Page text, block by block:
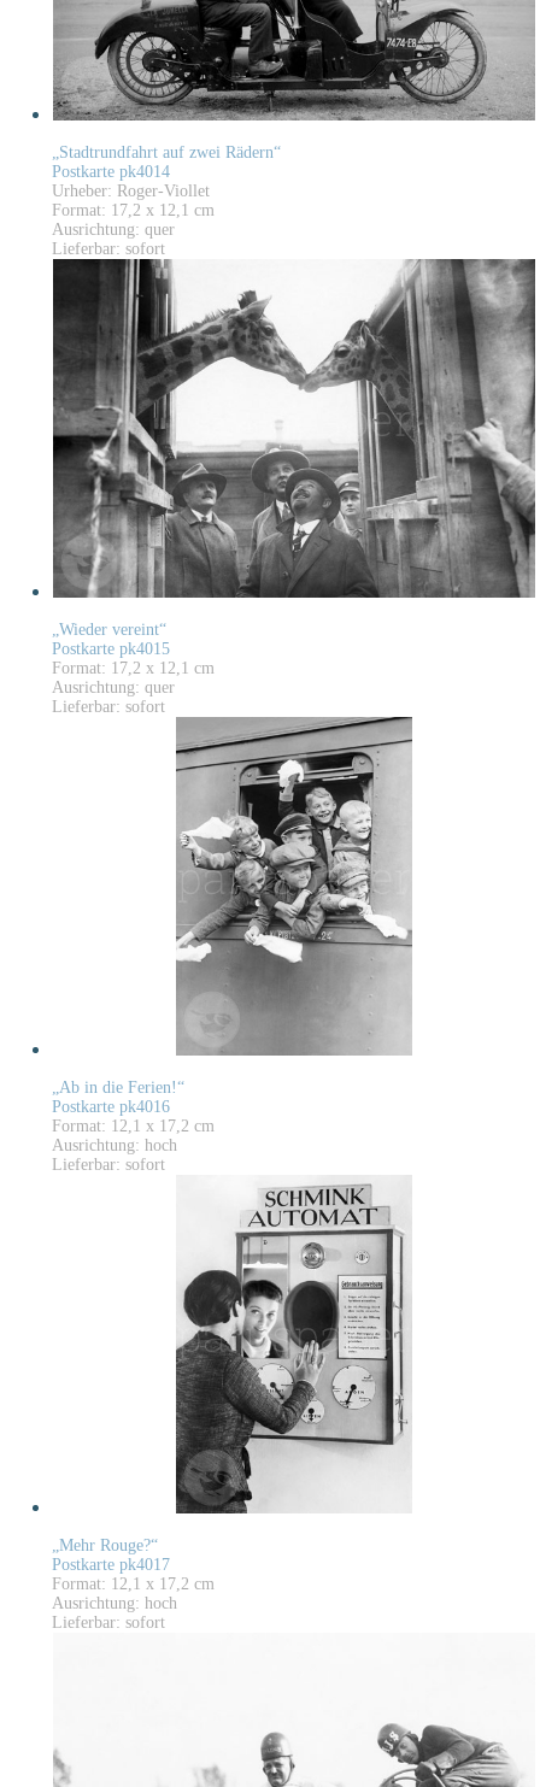
„Stadtrundfahrt auf zwei Rädern“
Postkarte pk4014
Urheber: Roger-Viollet
Format: 17,2 x 12,1 cm
Ausrichtung: quer
Lieferbar: sofort
„Wieder vereint“
Postkarte pk4015
Format: 17,2 x 12,1 cm
Ausrichtung: quer
Lieferbar: sofort
„Ab in die Ferien!“
Postkarte pk4016
Format: 12,1 x 17,2 cm
Ausrichtung: hoch
Lieferbar: sofort
„Mehr Rouge?“
Postkarte pk4017
Format: 12,1 x 17,2 cm
Ausrichtung: hoch
Lieferbar: sofort